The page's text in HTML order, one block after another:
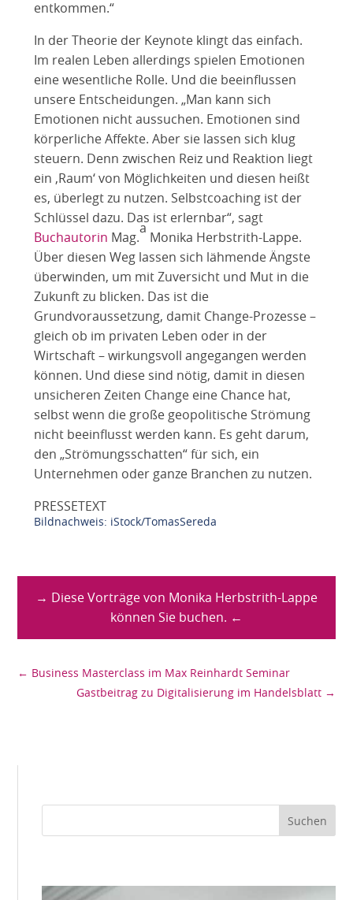
entkommen.“
In der Theorie der Keynote klingt das einfach.
Im realen Leben allerdings spielen Emotionen
eine wesentliche Rolle. Und die beeinflussen
unsere Entscheidungen. „Man kann sich
Emotionen nicht aussuchen. Emotionen sind
körperliche Affekte. Aber sie lassen sich klug
steuern. Denn zwischen Reiz und Reaktion liegt
ein ‚Raum‘ von Möglichkeiten und diesen heißt
es, überlegt zu nutzen. Selbstcoaching ist der
Schlüssel dazu. Das ist erlernbar“, sagt
Buchautorin Mag.
a
Monika Herbstrith-Lappe.
Über diesen Weg lassen sich lähmende Ängste
überwinden, um mit Zuversicht und Mut in die
Zukunft zu blicken. Das ist die
Grundvoraussetzung, damit Change-Prozesse –
gleich ob im privaten Leben oder in der
Wirtschaft – wirkungsvoll angegangen werden
können. Und diese sind nötig, damit in diesen
unsicheren Zeiten Change eine Chance hat,
selbst wenn die große geopolitische Strömung
nicht beeinflusst werden kann. Es geht darum,
den „Strömungsschatten“ für sich, ein
Unternehmen oder ganze Branchen zu nutzen.
PRESSETEXT
Bildnachweis: iStock/TomasSereda
→ Diese Vorträge von Monika Herbstrith-Lappe
können Sie buchen. ←
← Business Masterclass im Max Reinhardt Seminar
Gastbeitrag zu Digitalisierung im Handelsblatt→